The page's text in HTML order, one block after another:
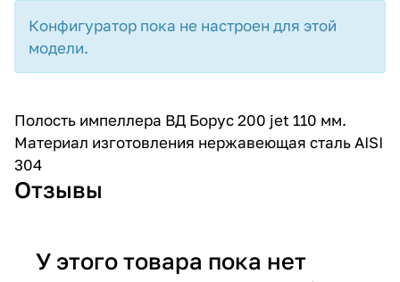
Конфигуратор пока не настроен для этой
модели.
Полость импеллера ВД Борус 200 jet 110 мм.
Материал изготовления нержавеющая сталь AISI
304
Отзывы
У этого товара пока нет